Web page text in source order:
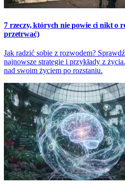
7 rzeczy, których nie powie ci nikt o
przetrwać)
Jak radzić sobie z rozwodem?
najnowsze strategie i przykłady z
nad swoim życiem po rozstaniu.